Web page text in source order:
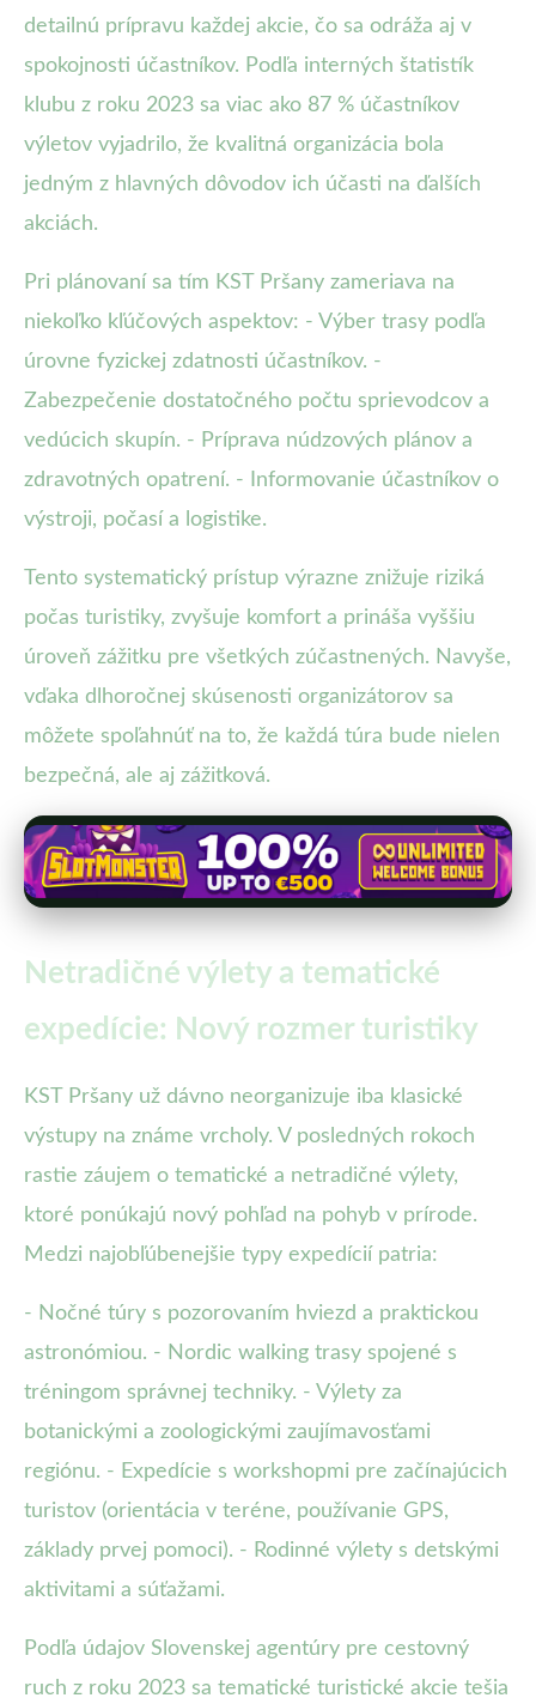
detailnú prípravu každej akcie, čo sa odráža aj v
spokojnosti účastníkov. Podľa interných štatistík
klubu z roku 2023 sa viac ako 87 % účastníkov
výletov vyjadrilo, že kvalitná organizácia bola
jedným z hlavných dôvodov ich účasti na ďalších
akciách.
Pri plánovaní sa tím KST Pršany zameriava na
niekoľko kľúčových aspektov: - Výber trasy podľa
úrovne fyzickej zdatnosti účastníkov. -
Zabezpečenie dostatočného počtu sprievodcov a
vedúcich skupín. - Príprava núdzových plánov a
zdravotných opatrení. - Informovanie účastníkov o
výstroji, počasí a logistike.
Tento systematický prístup výrazne znižuje riziká
počas turistiky, zvyšuje komfort a prináša vyššiu
úroveň zážitku pre všetkých zúčastnených. Navyše,
vďaka dlhoročnej skúsenosti organizátorov sa
môžete spoľahnúť na to, že každá túra bude nielen
bezpečná, ale aj zážitková.
Netradičné výlety a tematické
expedície: Nový rozmer turistiky
KST Pršany už dávno neorganizuje iba klasické
výstupy na známe vrcholy. V posledných rokoch
rastie záujem o tematické a netradičné výlety,
ktoré ponúkajú nový pohľad na pohyb v prírode.
Medzi najobľúbenejšie typy expedícií patria:
- Nočné túry s pozorovaním hviezd a praktickou
astronómiou. - Nordic walking trasy spojené s
tréningom správnej techniky. - Výlety za
botanickými a zoologickými zaujímavosťami
regiónu. - Expedície s workshopmi pre začínajúcich
turistov (orientácia v teréne, používanie GPS,
základy prvej pomoci). - Rodinné výlety s detskými
aktivitami a súťažami.
Podľa údajov Slovenskej agentúry pre cestovný
ruch z roku 2023 sa tematické turistické akcie tešia